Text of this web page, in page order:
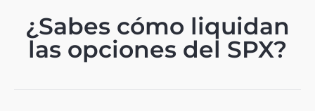
¿Sabes cómo liquidan
las opciones del SPX?